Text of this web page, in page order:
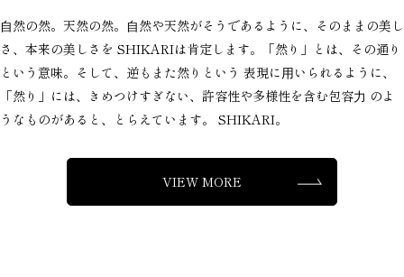
⾃然の然。天然の然。⾃然や天然がそうであるように、そのままの美し
さ、本来の美しさを SHIKARIは肯定します。「然り」とは、その通り
という意味。そして、逆もまた然りという 表現に⽤いられるように、
「然り」には、きめつけすぎない、許容性や多様性を含む包容⼒ のよ
うなものがあると、とらえています。 SHIKARI。
VIEW MORE